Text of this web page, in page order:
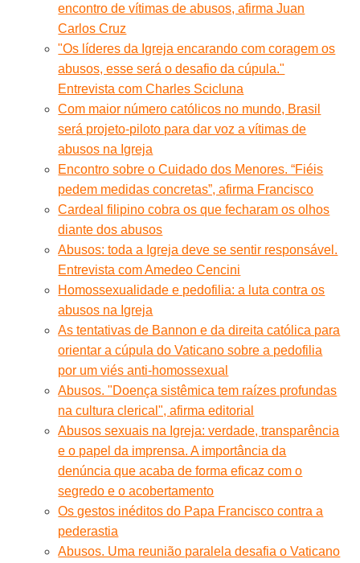
encontro de vítimas de abusos, afirma Juan
Carlos Cruz
"Os líderes da Igreja encarando com coragem os
abusos, esse será o desafio da cúpula."
Entrevista com Charles Scicluna
Com maior número católicos no mundo, Brasil
será projeto-piloto para dar voz a vítimas de
abusos na Igreja
Encontro sobre o Cuidado dos Menores. “Fiéis
pedem medidas concretas”, afirma Francisco
Cardeal filipino cobra os que fecharam os olhos
diante dos abusos
Abusos: toda a Igreja deve se sentir responsável.
Entrevista com Amedeo Cencini
Homossexualidade e pedofilia: a luta contra os
abusos na Igreja
As tentativas de Bannon e da direita católica para
orientar a cúpula do Vaticano sobre a pedofilia
por um viés anti-homossexual
Abusos. "Doença sistêmica tem raízes profundas
na cultura clerical", afirma editorial
Abusos sexuais na Igreja: verdade, transparência
e o papel da imprensa. A importância da
denúncia que acaba de forma eficaz com o
segredo e o acobertamento
Os gestos inéditos do Papa Francisco contra a
pederastia
Abusos. Uma reunião paralela desafia o Vaticano